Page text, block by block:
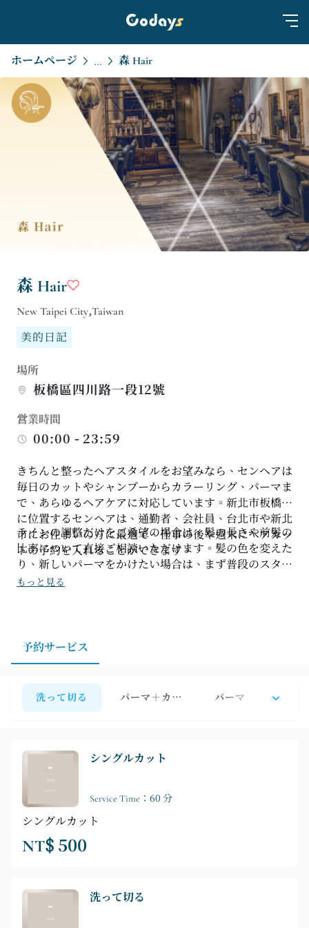
ホームページ ... 森 Hair
森 Hair
New Taipei City,Taiwan
美的日記
場所
板橋區四川路一段12號
営業時間
00:00 - 23:59
きちんと整ったヘアスタイルをお望みなら、センヘアは
毎日のカットやシャンプーからカラーリング、パーマま
で、あらゆるヘアケアに対応しています。新北市板橋区
に位置するセンヘアは、通勤者、会社員、台北市や新北
市にお住まいの方に最適で、仕事の後や週末にヘアカッ
トの予約を入れることができます。
ラインの調整だけをご希望の場合は、髪の長さや前髪の
比率について直接ご相談いただけます。髪の色を変えた
り、新しいパーマをかけたい場合は、まず普段のスタイ
リング習慣、髪の状態、お手入れの許容範囲などをお伝
もっと見る
予約サービス
洗って切る パーマ＋カラー パーマ ヘアカ
シングルカット
Service Time：60 分
シングルカット
NT$ 500
洗って切る